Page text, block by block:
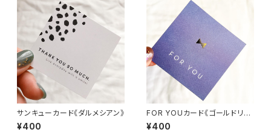
サンキューカード《ダルメシアン》
¥400
FOR YOUカード《ゴールドリボ
ン》
¥400